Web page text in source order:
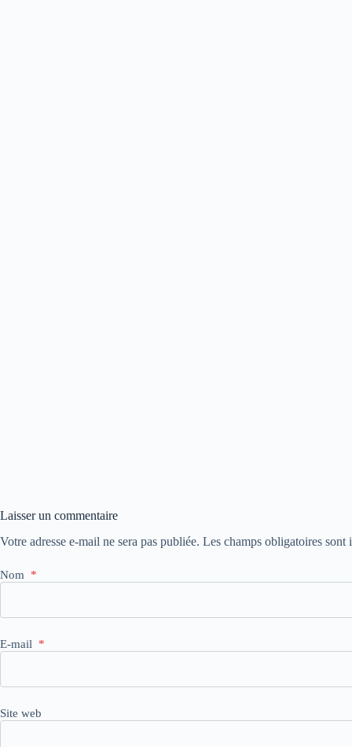
Laisser un commentaire
Votre adresse e-mail ne sera pas publiée. Les champs obligatoires sont
Nom *
E-mail *
Site web